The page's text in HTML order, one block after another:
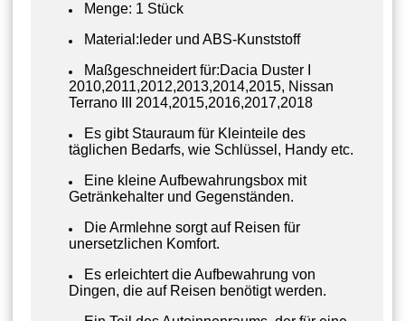
Menge: 1 Stück
Material:leder und ABS-Kunststoff
Maßgeschneidert für:Dacia Duster I
2010,2011,2012,2013,2014,2015, Nissan
Terrano III 2014,2015,2016,2017,2018
Es gibt Stauraum für Kleinteile des
täglichen Bedarfs, wie Schlüssel, Handy etc.
Eine kleine Aufbewahrungsbox mit
Getränkehalter und Gegenständen.
Die Armlehne sorgt auf Reisen für
unersetzlichen Komfort.
Es erleichtert die Aufbewahrung von
Dingen, die auf Reisen benötigt werden.